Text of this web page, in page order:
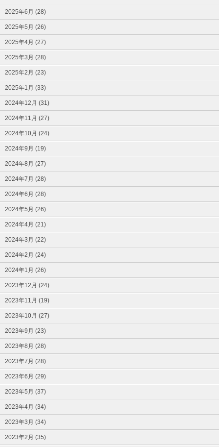
2025年6月 (28)
2025年5月 (26)
2025年4月 (27)
2025年3月 (28)
2025年2月 (23)
2025年1月 (33)
2024年12月 (31)
2024年11月 (27)
2024年10月 (24)
2024年9月 (19)
2024年8月 (27)
2024年7月 (28)
2024年6月 (28)
2024年5月 (26)
2024年4月 (21)
2024年3月 (22)
2024年2月 (24)
2024年1月 (26)
2023年12月 (24)
2023年11月 (19)
2023年10月 (27)
2023年9月 (23)
2023年8月 (28)
2023年7月 (28)
2023年6月 (29)
2023年5月 (37)
2023年4月 (34)
2023年3月 (34)
2023年2月 (35)